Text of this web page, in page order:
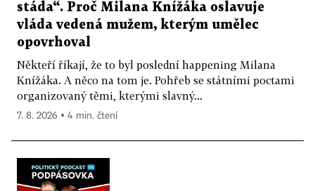
stáda“. Proč Milana Knížáka oslavuje
vláda vedená mužem, kterým umělec
opovrhoval
Někteří říkají, že to byl poslední happening Milana
Knížáka. A něco na tom je. Pohřeb se státními poctami
organizovaný těmi, kterými slavný...
7. 8. 2026 ▪ 4 min. čtení